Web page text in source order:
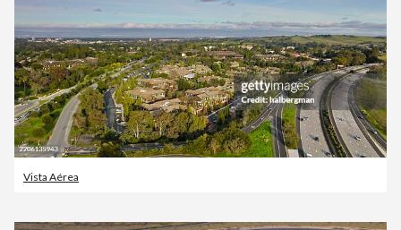
Vista Aérea